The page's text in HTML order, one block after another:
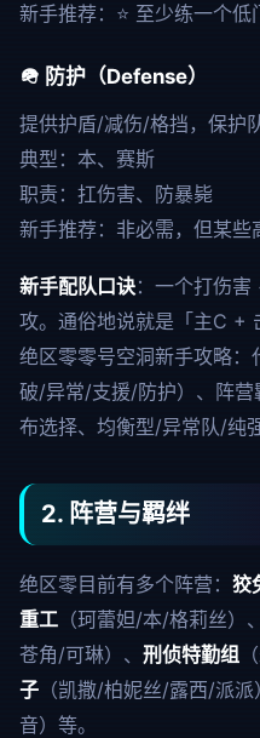
新手推荐：⭐ 至少练一个低
🪖 防护（Defense）
提供护盾/减伤/格挡，保护
典型：本、赛斯
职责：扛伤害、防暴毙
新手推荐：非必需，但某些
新手配队口诀：一个打伤
攻。通俗地说就是「主C +
绝区零零号空洞新手攻略
破/异常/支援/防护）、阵营
布选择、均衡型/异常队/纯
2. 阵营与羁绊
绝区零目前有多个阵营： 狡
重工 （珂蕾妲/本/格莉丝）、
苍角/可琳）、 刑侦特勤组
子 （凯撒/柏妮丝/露西/派派
音）等。